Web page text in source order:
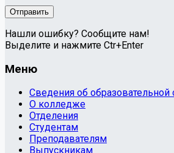
Нашли ошибку? Сообщите нам!
Выделите и нажмите Ctr+Enter
Меню
Сведения об образовательной
О колледже
Отделения
Студентам
Преподавателям
Выпускникам